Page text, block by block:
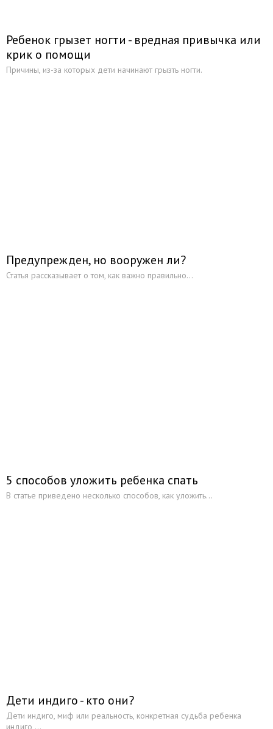
Ребенок грызет ногти - вредная привычка или
крик о помощи
Причины, из-за которых дети начинают грызть ногти.
Предупрежден, но вооружен ли?
Статья рассказывает о том, как важно правильно...
5 способов уложить ребенка спать
В статье приведено несколько способов, как уложить...
Дети индиго - кто они?
Дети индиго, миф или реальность, конкретная судьба ребенка
индиго,...